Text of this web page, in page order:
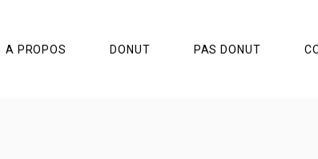
A PROPOS DONUT PAS DONUT